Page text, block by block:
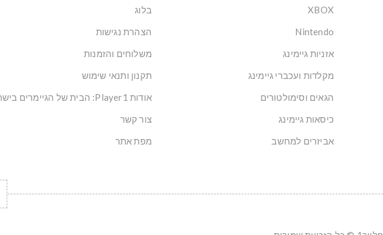
XBOX
Nintendo
אזניות גיימינג
מקלדות ועכברי גיימינג
הגאים וסימולטורים
כיסאות גיימינג
אביזרים למחשב
בלוג
הצהרת נגישות
משלוחים והזמנות
תקנון ותנאי שימוש
אודות Player1: הבית של הגיימרים בישראל
צור קשר
מפת אתר